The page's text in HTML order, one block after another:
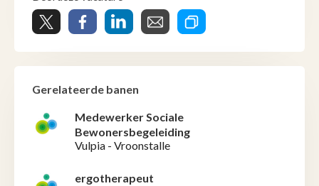
Gerelateerde banen
Medewerker Sociale
Bewonersbegeleiding
Vulpia - Vroonstalle
ergotherapeut